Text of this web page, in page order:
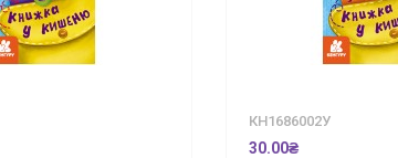
КН1686002У
30.00₴